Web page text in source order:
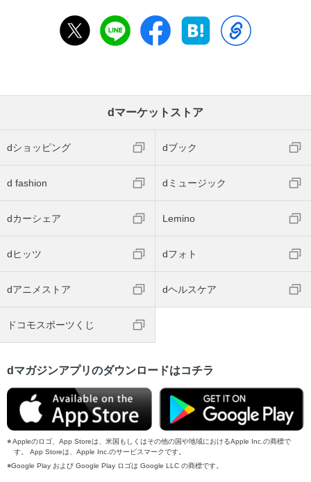
dマーケットストア
dショッピング dブック
d fashion dミュージック
dカーシェア Lemino
dヒッツ dフォト
dアニメストア dヘルスケア
ドコモスポーツくじ
dマガジンアプリのダウンロードはコチラ
Appleのロゴ、App Storeは、米国もしくはその他の国や地域におけるApple Inc.の商標で
す。 App Storeは、Apple Inc.のサービスマークです。
Google Play および Google Play ロゴは Google LLC の商標です。